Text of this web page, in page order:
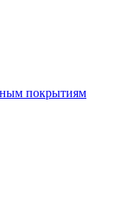
покрытиям